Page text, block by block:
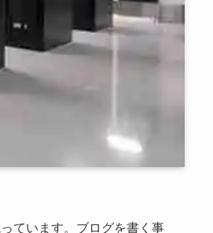
ています。ブログを書く事